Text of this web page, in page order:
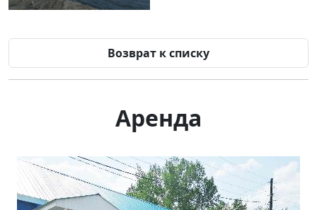
Возврат к списку
Аренда